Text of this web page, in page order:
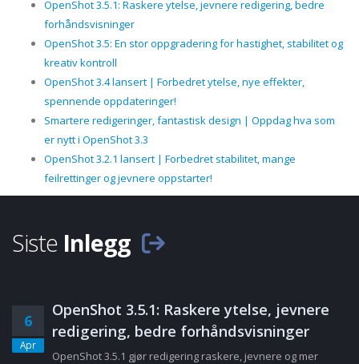
OpenShot 3.5.1: Raskere ytelse, jevnere redigering, bedre
forhåndsvisninger
OpenShot 3.5: En stor oppgradering for hastighet, stabilitet og
kreativ kontroll
OpenShot 3.4 lansert | Forbedret ytelse, nye effekter,
spennende oppdateringer!
Smartere redigeringer, fantastisk design | Oppdag hva som
er nytt i OpenShot 3.3
OpenShot 3.2.1 lansert | Forbedret stabilitet, mange
feilrettinger og jevnere oppstarter!
Siste Inlegg
6
Apr
OpenShot 3.5.1: Raskere ytelse, jevnere
redigering, bedre forhåndsvisninger
OpenShot 3.5.1 gjør redigering raskere, jevnere og mer